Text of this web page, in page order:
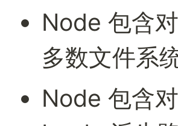
Node 包含
多数文件系
Node 包含